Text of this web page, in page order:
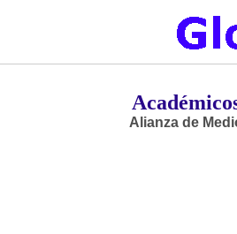
Alianza de